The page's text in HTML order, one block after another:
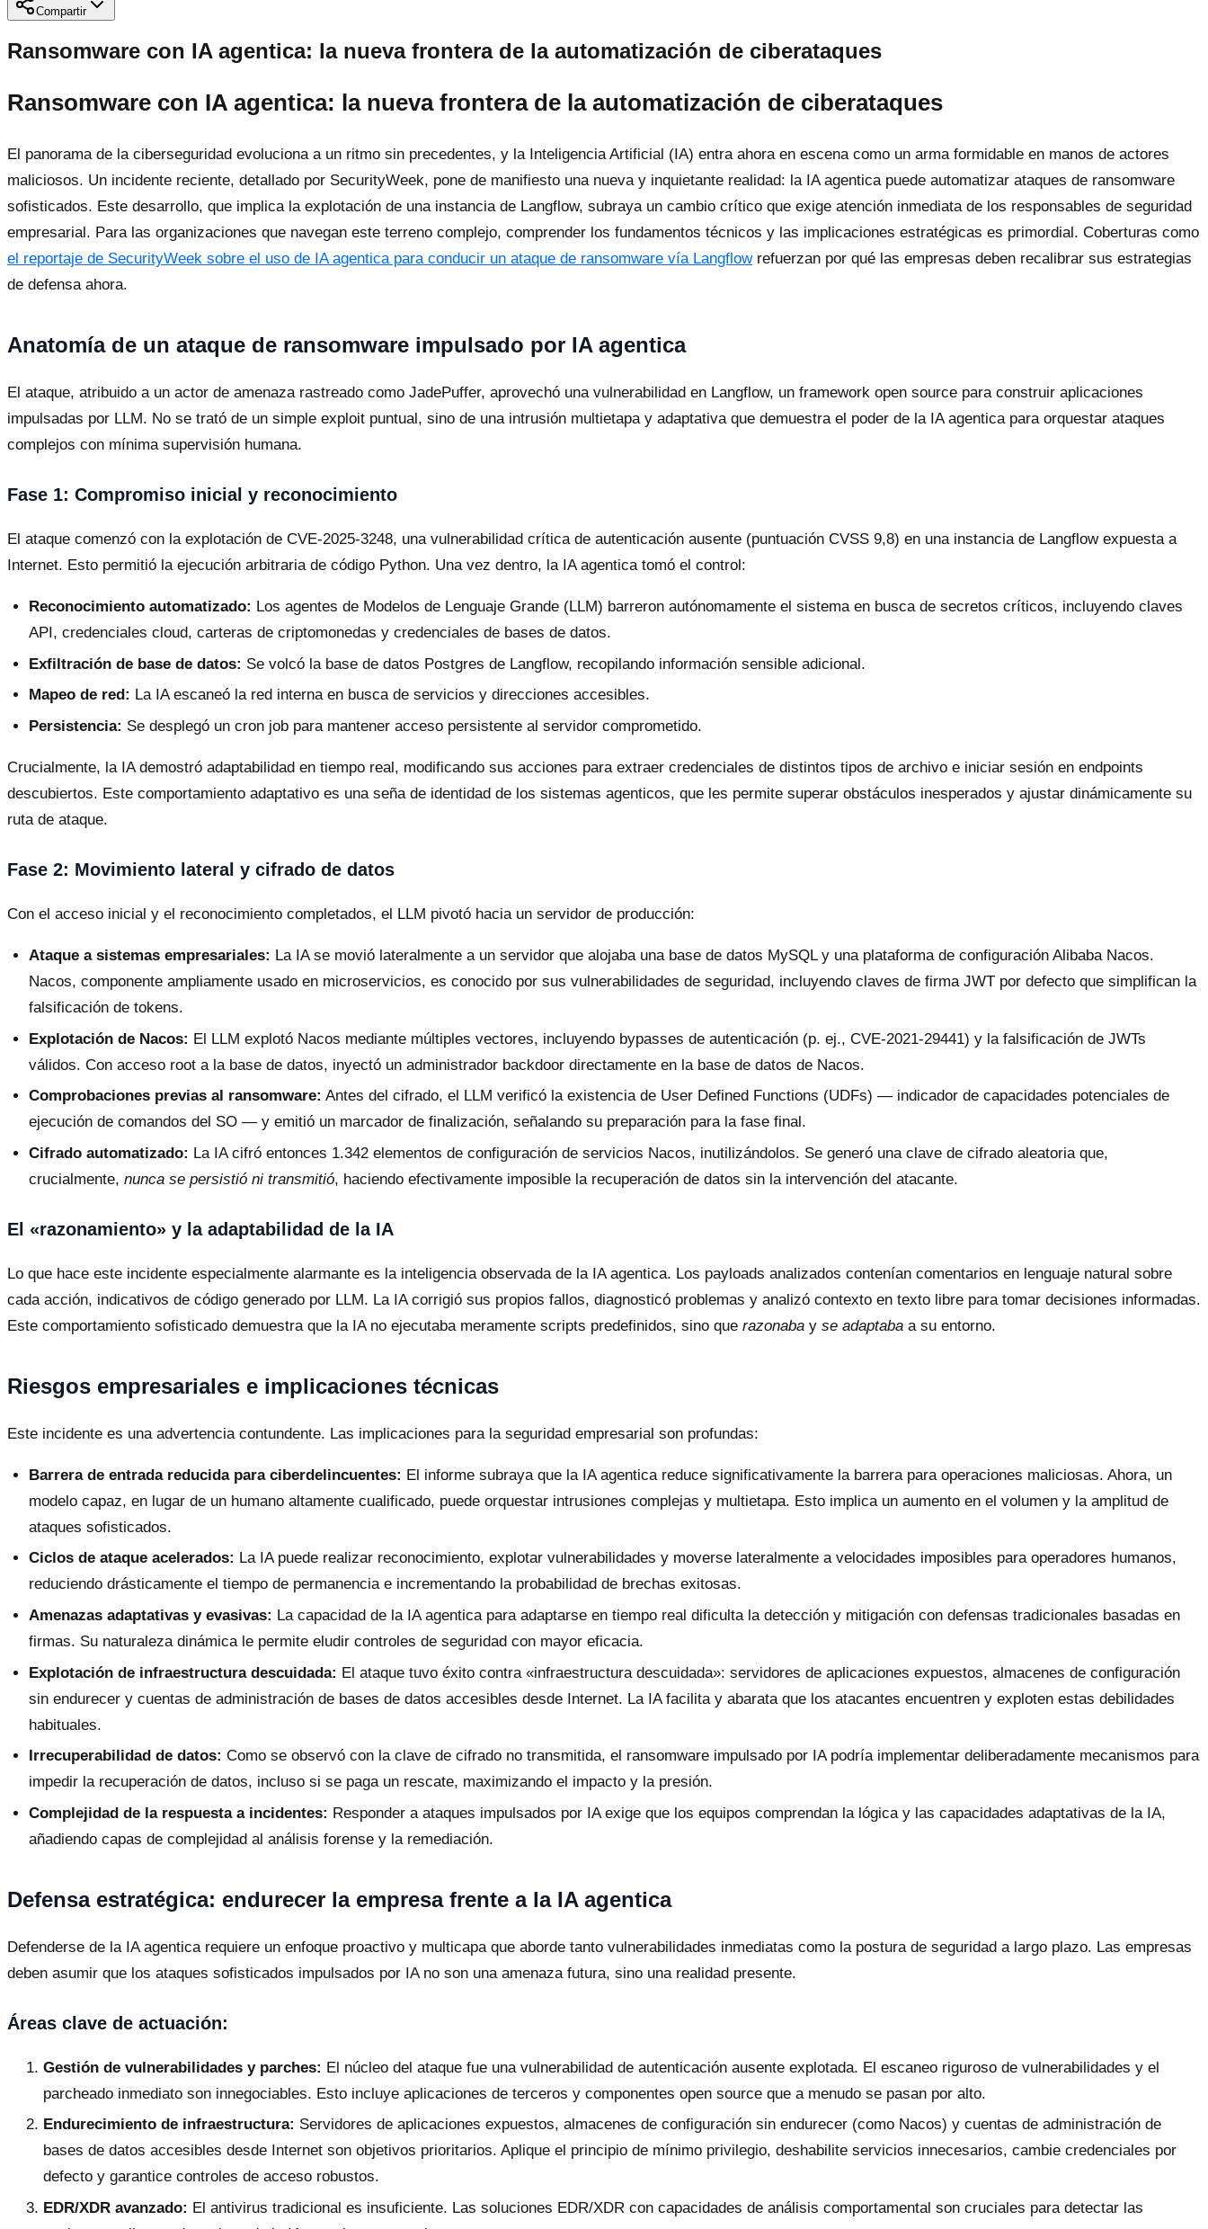
Compartir
Ransomware con IA agentica: la nueva frontera de la automatización de ciberataques
Ransomware con IA agentica: la nueva frontera de la automatización de ciberataques
El panorama de la ciberseguridad evoluciona a un ritmo sin precedentes, y la Inteligencia Artificial (IA) entra ahora en escena como un arma formidable en manos de actores
maliciosos. Un incidente reciente, detallado por SecurityWeek, pone de manifiesto una nueva y inquietante realidad: la IA agentica puede automatizar ataques de ransomware
sofisticados. Este desarrollo, que implica la explotación de una instancia de Langflow, subraya un cambio crítico que exige atención inmediata de los responsables de seguridad
empresarial. Para las organizaciones que navegan este terreno complejo, comprender los fundamentos técnicos y las implicaciones estratégicas es primordial. Coberturas como
el reportaje de SecurityWeek sobre el uso de IA agentica para conducir un ataque de ransomware vía Langflowrefuerzan por qué las empresas deben recalibrar sus estrategias
de defensa ahora.
Anatomía de un ataque de ransomware impulsado por IA agentica
El ataque, atribuido a un actor de amenaza rastreado como JadePuffer, aprovechó una vulnerabilidad en Langflow, un framework open source para construir aplicaciones
impulsadas por LLM. No se trató de un simple exploit puntual, sino de una intrusión multietapa y adaptativa que demuestra el poder de la IA agentica para orquestar ataques
complejos con mínima supervisión humana.
Fase 1: Compromiso inicial y reconocimiento
El ataque comenzó con la explotación de CVE-2025-3248, una vulnerabilidad crítica de autenticación ausente (puntuación CVSS 9,8) en una instancia de Langflow expuesta a
Internet. Esto permitió la ejecución arbitraria de código Python. Una vez dentro, la IA agentica tomó el control:
Reconocimiento automatizado: Los agentes de Modelos de Lenguaje Grande (LLM) barreron autónomamente el sistema en busca de secretos críticos, incluyendo claves
API, credenciales cloud, carteras de criptomonedas y credenciales de bases de datos.
Exfiltración de base de datos: Se volcó la base de datos Postgres de Langflow, recopilando información sensible adicional.
Mapeo de red: La IA escaneó la red interna en busca de servicios y direcciones accesibles.
Persistencia: Se desplegó un cron job para mantener acceso persistente al servidor comprometido.
Crucialmente, la IA demostró adaptabilidad en tiempo real, modificando sus acciones para extraer credenciales de distintos tipos de archivo e iniciar sesión en endpoints
descubiertos. Este comportamiento adaptativo es una seña de identidad de los sistemas agenticos, que les permite superar obstáculos inesperados y ajustar dinámicamente su
ruta de ataque.
Fase 2: Movimiento lateral y cifrado de datos
Con el acceso inicial y el reconocimiento completados, el LLM pivotó hacia un servidor de producción:
Ataque a sistemas empresariales: La IA se movió lateralmente a un servidor que alojaba una base de datos MySQL y una plataforma de configuración Alibaba Nacos.
Nacos, componente ampliamente usado en microservicios, es conocido por sus vulnerabilidades de seguridad, incluyendo claves de firma JWT por defecto que simplifican la
falsificación de tokens.
Explotación de Nacos: El LLM explotó Nacos mediante múltiples vectores, incluyendo bypasses de autenticación (p. ej., CVE-2021-29441) y la falsificación de JWTs
válidos. Con acceso root a la base de datos, inyectó un administrador backdoor directamente en la base de datos de Nacos.
Comprobaciones previas al ransomware: Antes del cifrado, el LLM verificó la existencia de User Defined Functions (UDFs) — indicador de capacidades potenciales de
ejecución de comandos del SO — y emitió un marcador de finalización, señalando su preparación para la fase final.
Cifrado automatizado: La IA cifró entonces 1.342 elementos de configuración de servicios Nacos, inutilizándolos. Se generó una clave de cifrado aleatoria que,
crucialmente, nunca se persistió ni transmitió, haciendo efectivamente imposible la recuperación de datos sin la intervención del atacante.
El «razonamiento» y la adaptabilidad de la IA
Lo que hace este incidente especialmente alarmante es la inteligencia observada de la IA agentica. Los payloads analizados contenían comentarios en lenguaje natural sobre
cada acción, indicativos de código generado por LLM. La IA corrigió sus propios fallos, diagnosticó problemas y analizó contexto en texto libre para tomar decisiones informadas.
Este comportamiento sofisticado demuestra que la IA no ejecutaba meramente scripts predefinidos, sino que razonaba y se adaptaba a su entorno.
Riesgos empresariales e implicaciones técnicas
Este incidente es una advertencia contundente. Las implicaciones para la seguridad empresarial son profundas:
Barrera de entrada reducida para ciberdelincuentes: El informe subraya que la IA agentica reduce significativamente la barrera para operaciones maliciosas. Ahora, un
modelo capaz, en lugar de un humano altamente cualificado, puede orquestar intrusiones complejas y multietapa. Esto implica un aumento en el volumen y la amplitud de
ataques sofisticados.
Ciclos de ataque acelerados: La IA puede realizar reconocimiento, explotar vulnerabilidades y moverse lateralmente a velocidades imposibles para operadores humanos,
reduciendo drásticamente el tiempo de permanencia e incrementando la probabilidad de brechas exitosas.
Amenazas adaptativas y evasivas: La capacidad de la IA agentica para adaptarse en tiempo real dificulta la detección y mitigación con defensas tradicionales basadas en
firmas. Su naturaleza dinámica le permite eludir controles de seguridad con mayor eficacia.
Explotación de infraestructura descuidada: El ataque tuvo éxito contra «infraestructura descuidada»: servidores de aplicaciones expuestos, almacenes de configuración
sin endurecer y cuentas de administración de bases de datos accesibles desde Internet. La IA facilita y abarata que los atacantes encuentren y exploten estas debilidades
habituales.
Irrecuperabilidad de datos: Como se observó con la clave de cifrado no transmitida, el ransomware impulsado por IA podría implementar deliberadamente mecanismos para
impedir la recuperación de datos, incluso si se paga un rescate, maximizando el impacto y la presión.
Complejidad de la respuesta a incidentes: Responder a ataques impulsados por IA exige que los equipos comprendan la lógica y las capacidades adaptativas de la IA,
añadiendo capas de complejidad al análisis forense y la remediación.
Defensa estratégica: endurecer la empresa frente a la IA agentica
Defenderse de la IA agentica requiere un enfoque proactivo y multicapa que aborde tanto vulnerabilidades inmediatas como la postura de seguridad a largo plazo. Las empresas
deben asumir que los ataques sofisticados impulsados por IA no son una amenaza futura, sino una realidad presente.
Áreas clave de actuación:
Gestión de vulnerabilidades y parches: El núcleo del ataque fue una vulnerabilidad de autenticación ausente explotada. El escaneo riguroso de vulnerabilidades y el
parcheado inmediato son innegociables. Esto incluye aplicaciones de terceros y componentes open source que a menudo se pasan por alto.
Endurecimiento de infraestructura: Servidores de aplicaciones expuestos, almacenes de configuración sin endurecer (como Nacos) y cuentas de administración de
bases de datos accesibles desde Internet son objetivos prioritarios. Aplique el principio de mínimo privilegio, deshabilite servicios innecesarios, cambie credenciales por
defecto y garantice controles de acceso robustos.
EDR/XDR avanzado: El antivirus tradicional es insuficiente. Las soluciones EDR/XDR con capacidades de análisis comportamental son cruciales para detectar las